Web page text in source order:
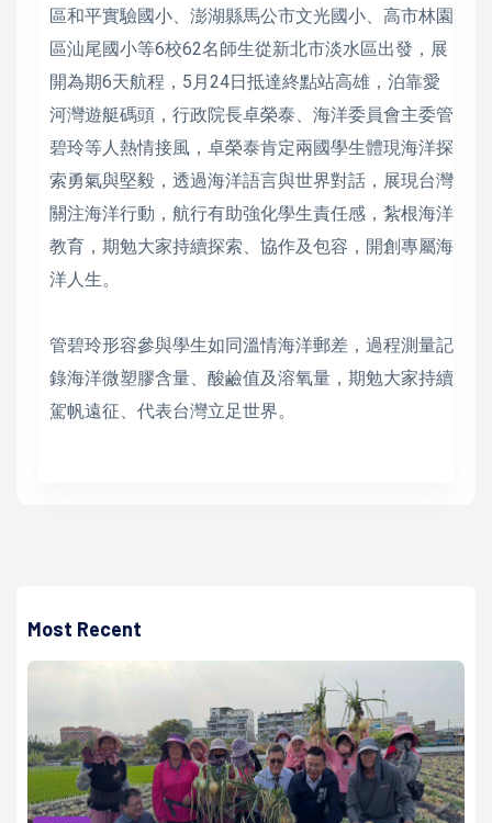
區和平實驗國小、澎湖縣馬公市文光國小、高市林園
區汕尾國小等6校62名師生從新北市淡水區出發，展
開為期6天航程，5月24日抵達終點站高雄，泊靠愛
河灣遊艇碼頭，行政院長卓榮泰、海洋委員會主委管
碧玲等人熱情接風，卓榮泰肯定兩國學生體現海洋探
索勇氣與堅毅，透過海洋語言與世界對話，展現台灣
關注海洋行動，航行有助強化學生責任感，紮根海洋
教育，期勉大家持續探索、協作及包容，開創專屬海
洋人生。
管碧玲形容參與學生如同溫情海洋郵差，過程測量記
錄海洋微塑膠含量、酸鹼值及溶氧量，期勉大家持續
駕帆遠征、代表台灣立足世界。
Most Recent